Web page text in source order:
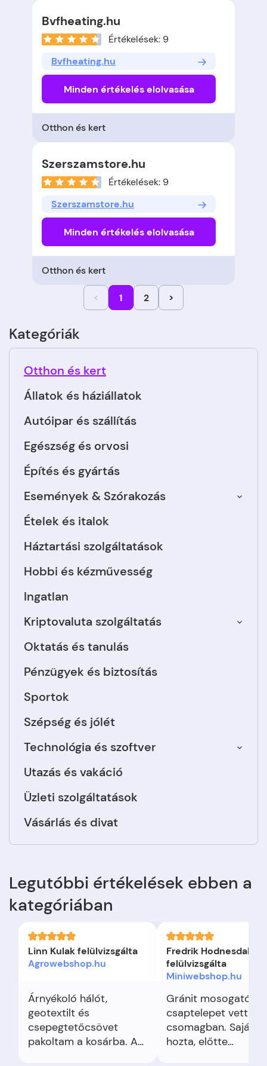
Bvfheating.hu
Értékelések: 9
Bvfheating.hu
Minden értékelés elolvasása
Otthon és kert
Szerszamstore.hu
Értékelések: 9
Szerszamstore.hu
Minden értékelés elolvasása
Otthon és kert
< 1 2 >
Kategóriák
Állatok és háziállatok
Autóipar és szállítás
Egészség és orvosi
Építés és gyártás
Események & Szórakozás
Ételek és italok
Háztartási szolgáltatások
Hobbi és kézművesség
Ingatlan
Kriptovaluta szolgáltatás
Oktatás és tanulás
Otthon és kert
Pénzügyek és biztosítás
Sportok
Szépség és jólét
Technológia és szoftver
Utazás és vakáció
Üzleti szolgáltatások
Vásárlás és divat
Legutóbbi értékelések ebben a
kategóriában
Linn Kulak felülvizsgálta
Agrowebshop.hu
Árnyékoló hálót,
geotextilt és
csepegtetőcsövet
pakoltam a kosárba. A
Fredrik Hodnesdal
felülvizsgálta
Miniwebshop.hu
Gránit mosogatót
csaptelepet vettem
csomagban. Saját
hozta, előtte